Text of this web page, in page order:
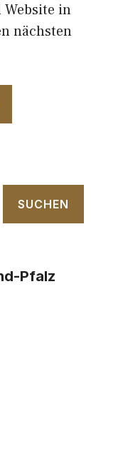
Website in
nächsten
SUCHEN
Pfalz